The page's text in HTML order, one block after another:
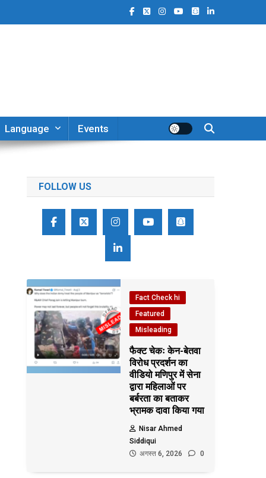
Language Events
FOLLOW US
Fact Check hi
Featured
Misleading
फैक्ट चेकः केन-बेतवा
विरोध प्रदर्शन का
वीडियो मणिपुर में सेना
द्वारा महिलाओं पर
बर्बरता का बताकर
भ्रामक दावा किया गया
Nisar Ahmed
Siddiqui
अगस्त 6, 2026
0